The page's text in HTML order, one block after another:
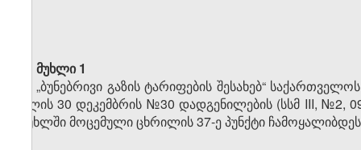
მუხლი 1
„ბუნებრივი გაზის ტარიფების შესახებ“
წლის 30 დეკემბრის №30 დადგენილების (სსმ III, №2,
მუხლში მოცემული ცხრილის 37-ე პუნქტი